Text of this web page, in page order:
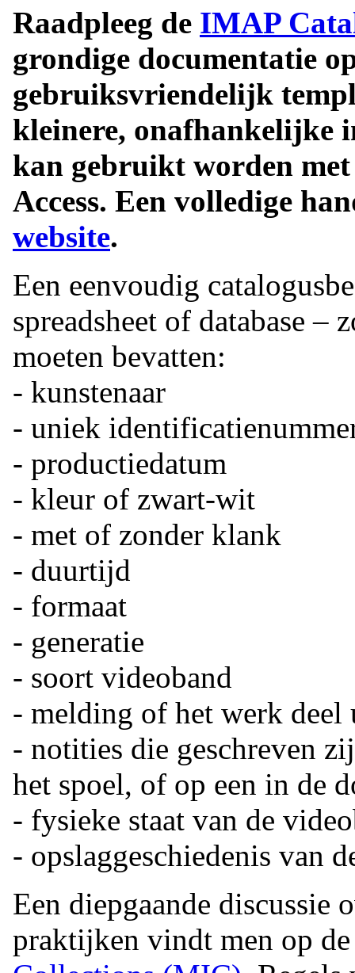
Raadpleeg de IMAP
grondige documentatie
gebruiksvriendelijk
kleinere, onafhankelijke
kan gebruikt worden
Access. Een volledige
website.
Een eenvoudig
spreadsheet of database –
moeten bevatten:
- kunstenaar
- uniek
- productiedatum
- kleur of zwart-wit
- met of zonder klank
- duurtijd
- formaat
- generatie
- soort videoband
- melding of het werk deel
- notities die geschreven
het spoel, of op een in de
- fysieke staat van de
- opslaggeschiedenis van
Een diepgaande discussie
praktijken vindt men op